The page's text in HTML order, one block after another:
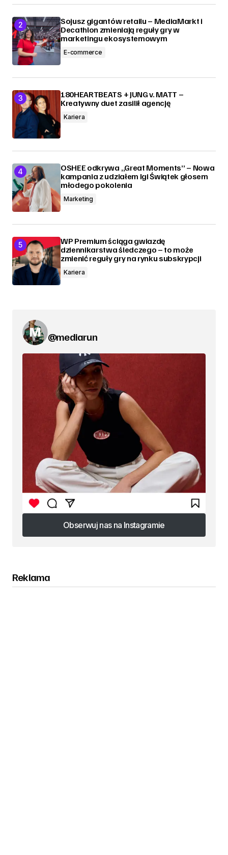
Sojusz gigantów retailu – MediaMarkt i
Decathlon zmieniają reguły gry w
marketingu ekosystemowym
E-commerce
180HEARTBEATS + JUNG v. MATT –
Kreatywny duet zasilił agencję
Kariera
OSHEE odkrywa „Great Moments” – Nowa
kampania z udziałem Igi Świątek głosem
młodego pokolenia
Marketing
WP Premium ściąga gwiazdę
dziennikarstwa śledczego – to może
zmienić reguły gry na rynku subskrypcji
Kariera
@mediarun
Obserwuj nas na Instagramie
Obserwuj nas na Instagramie
Reklama